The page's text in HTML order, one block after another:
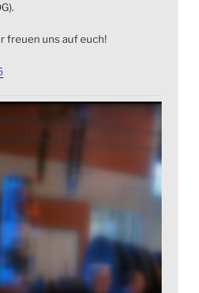
freuen uns auf euch!